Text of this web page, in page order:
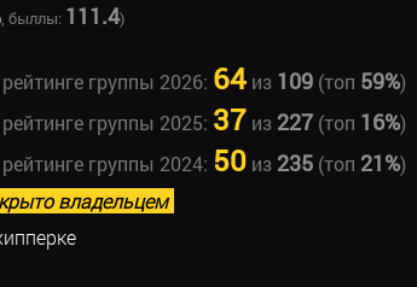
, быллы: 111.4)
группы 2026: 64из 109(топ 59%)
группы 2025: 37 из 227(топ 16%)
группы 2024: 50из 235(топ 21%)
владельцем